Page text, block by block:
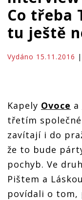
Co třeba
tu ještě
Vydáno 15.11.2016
Kapely Ovoce a
třetím
zavítají i do
že to bude
pochyb. Ve
Pištem a
povídali o tom,